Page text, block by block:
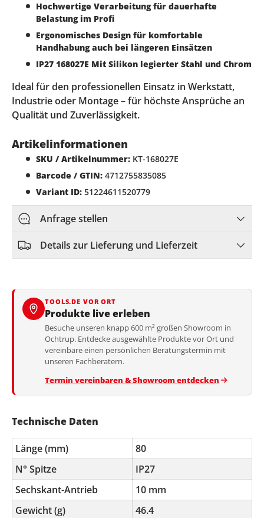
Hochwertige Verarbeitung für dauerhafte
Belastung im Profi
Ergonomisches Design für komfortable
Handhabung auch bei längeren Einsätzen
IP27 168027E Mit Silikon legierter Stahl und Chrom
Ideal für den professionellen Einsatz in Werkstatt,
Industrie oder Montage – für höchste Ansprüche an
Qualität und Zuverlässigkeit.
Artikelinformationen
SKU / Artikelnummer: KT-168027E
Barcode / GTIN: 4712755835085
Variant ID: 51224611520779
Anfrage stellen
Details zur Lieferung und Lieferzeit
TOOLS.DE VOR ORT
Produkte live erleben
Besuche unseren knapp 600 m² großen Showroom in
Ochtrup. Entdecke ausgewählte Produkte vor Ort und
vereinbare einen persönlichen Beratungstermin mit
unseren Fachberatern.
Termin vereinbaren & Showroom entdecken
Technische Daten
Länge (mm)
80
N° Spitze
IP27
Sechskant-Antrieb
10 mm
Gewicht (g)
46.4